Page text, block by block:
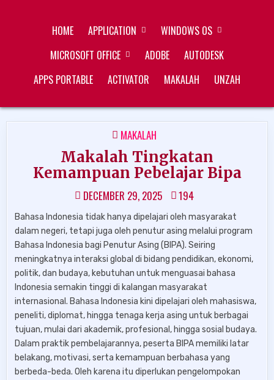
HOME APPLICATION
WINDOWS OS
MICROSOFT OFFICE
ADOBE
AUTODESK
APPS PORTABLE
ACTIVATOR MAKALAH UNZAH
POSTED
IN
MAKALAH
Makalah Tingkatan
Kemampuan Pebelajar Bipa
DECEMBER 29, 2025 194
Bahasa Indonesia tidak hanya dipelajari oleh masyarakat
dalam negeri, tetapi juga oleh penutur asing melalui program
Bahasa Indonesia bagi Penutur Asing (BIPA). Seiring
meningkatnya interaksi global di bidang pendidikan, ekonomi,
politik, dan budaya, kebutuhan untuk menguasai bahasa
Indonesia semakin tinggi di kalangan masyarakat
internasional. Bahasa Indonesia kini dipelajari oleh mahasiswa,
peneliti, diplomat, hingga tenaga kerja asing untuk berbagai
tujuan, mulai dari akademik, profesional, hingga sosial budaya.
Dalam praktik pembelajarannya, peserta BIPA memiliki latar
belakang, motivasi, serta kemampuan berbahasa yang
berbeda-beda. Oleh karena itu diperlukan pengelompokan